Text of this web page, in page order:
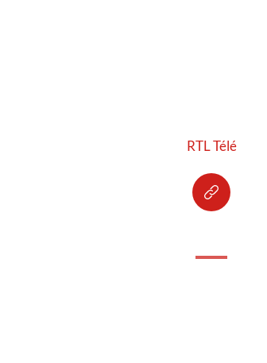
RTL Télé